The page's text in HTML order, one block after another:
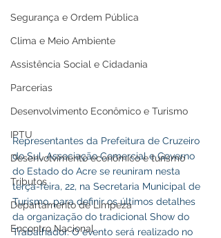
Segurança e Ordem Pública
Clima e Meio Ambiente
Assistência Social e Cidadania
Parcerias
Desenvolvimento Econômico e Turismo
IPTU
Desenvolvimento econômico e turismo
Tributos
Departamento de Limpeza
Encontro Nacional
Representantes da Prefeitura de Cruzeiro
do Sul, Associação Comercial e Governo
do Estado do Acre se reuniram nesta
terça-feira, 22, na Secretaria Municipal de
Turismo, para definir os últimos detalhes
da organização do tradicional Show do
Trabalhador. O evento será realizado no